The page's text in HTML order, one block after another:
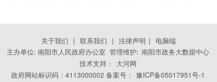
关于我们 | 联系我们 | 法律声明 | 电脑端
主办单位: 南阳市人民政府办公室 管理维护: 南阳市政务大数据中心
技术支持：
大河网
政府网站标识码：4113000002 备案号： 豫ICP备05017951号-1